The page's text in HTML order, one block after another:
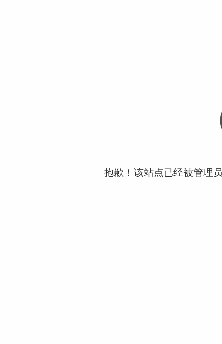
抱歉！该站点已经被管理